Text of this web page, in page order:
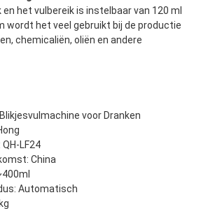
het vulbereik is instelbaar van 120 ml
wordt het veel gebruikt bij de productie
chemicaliën, oliën en andere
voor Dranken
LF24
China
Automatisch